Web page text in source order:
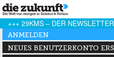
+++ 29KMS – DER
Haupt-Reiter
ANMELDEN
(AKTIVER REITER)
NEUES BENUTZERKONTO